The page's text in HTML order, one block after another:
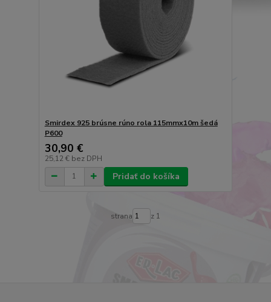
Smirdex 925 brúsne rúno rola 115mmx10m šedá
P600
30,90 €
25,12 € bez DPH
Pridať do košíka
strana z 1